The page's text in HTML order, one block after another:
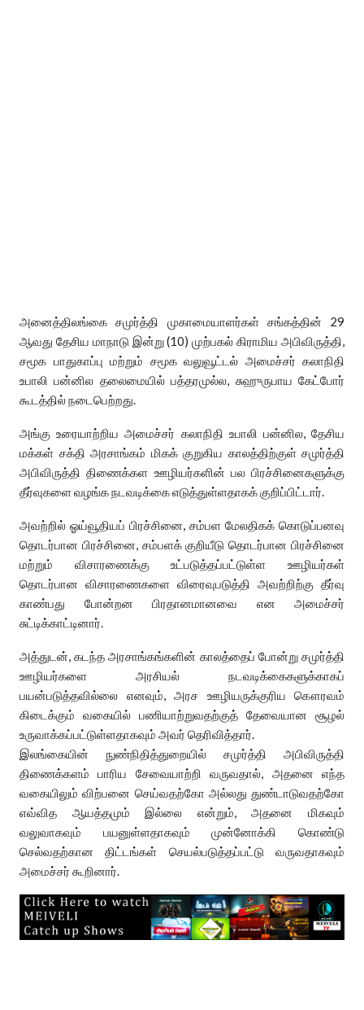
அனைத்திலங்கை சமுர்த்தி முகாமையாளர்கள் சங்கத்தின் 29
ஆவது தேசிய மாநாடு இன்று (10) முற்பகல் கிராமிய அபிவிருத்தி,
சமூக பாதுகாப்பு மற்றும் சமூக வலுவூட்டல் அமைச்சர் கலாநிதி
உபாலி பன்னில தலைமையில் பத்தரமுல்ல, சுஹுருபாய கேட்போர்
கூடத்தில் நடைபெற்றது.
அங்கு உரையாற்றிய அமைச்சர் கலாநிதி உபாலி பன்னில, தேசிய
மக்கள் சக்தி அரசாங்கம் மிகக் குறுகிய காலத்திற்குள் சமுர்த்தி
அபிவிருத்தி திணைக்கள ஊழியர்களின் பல பிரச்சினைகளுக்கு
தீர்வுகளை வழங்க நடவடிக்கை எடுத்துள்ளதாகக் குறிப்பிட்டார்.
அவற்றில் ஓய்வூதியப் பிரச்சினை, சம்பள மேலதிகக் கொடுப்பனவு
தொடர்பான பிரச்சினை, சம்பளக் குறியீடு தொடர்பான பிரச்சினை
மற்றும் விசாரணைக்கு உட்படுத்தப்பட்டுள்ள ஊழியர்கள்
தொடர்பான விசாரணைகளை விரைவுபடுத்தி அவற்றிற்கு தீர்வு
காண்பது போன்றன பிரதானமானவை என அமைச்சர்
சுட்டிக்காட்டினார்.
அத்துடன், கடந்த அரசாங்கங்களின் காலத்தைப் போன்று சமுர்த்தி
ஊழியர்களை அரசியல் நடவடிக்கைகளுக்காகப்
பயன்படுத்தவில்லை எனவும், அரச ஊழியருக்குரிய கௌரவம்
கிடைக்கும் வகையில் பணியாற்றுவதற்குத் தேவையான சூழல்
உருவாக்கப்பட்டுள்ளதாகவும் அவர் தெரிவித்தார்.
இலங்கையின் நுண்நிதித்துறையில் சமுர்த்தி அபிவிருத்தி
திணைக்களம் பாரிய சேவையாற்றி வருவதால், அதனை எந்த
வகையிலும் விற்பனை செய்வதற்கோ அல்லது துண்டாடுவதற்கோ
எவ்வித ஆயத்தமும் இல்லை என்றும், அதனை மிகவும்
வலுவாகவும் பயனுள்ளதாகவும் முன்னோக்கி கொண்டு
செல்வதற்கான திட்டங்கள் செயல்படுத்தப்பட்டு வருவதாகவும்
அமைச்சர் கூறினார்.